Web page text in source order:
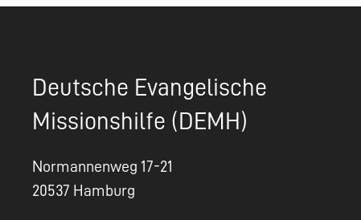
Deutsche Evangelische
Missionshilfe (DEMH)
Normannenweg 17-21
20537 Hamburg